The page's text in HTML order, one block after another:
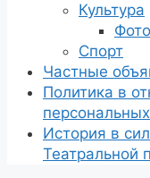
Культура
Фото
Спорт
Частные
Политика в
История в
Театральной